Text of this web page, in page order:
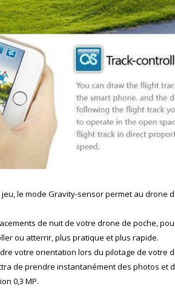
le mode Gravity-sensor permet au drone
de nuit de votre drone de poche,
ou atterrir, plus pratique et plus rapide.
votre orientation lors du pilotage de votre
de prendre instantanément des photos et
0,3 MP.